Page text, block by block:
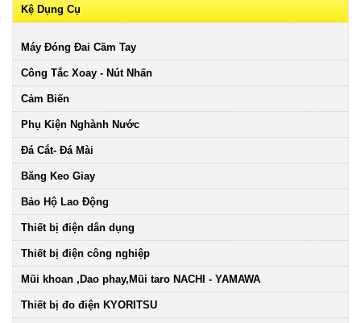
Kệ Dụng Cụ
Máy Đóng Đai Cầm Tay
Công Tắc Xoay - Nút Nhấn
Cảm Biến
Phụ Kiện Nghành Nước
Đá Cắt- Đá Mài
Băng Keo Giay
Bảo Hộ Lao Động
Thiết bị điện dân dụng
Thiết bị điện công nghiệp
Mũi khoan ,Dao phay,Mũi taro NACHI - YAMAWA
Thiết bị đo điện KYORITSU